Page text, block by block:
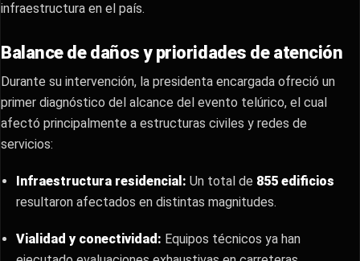
infraestructura en el país.
Balance de daños y prioridades de atención
Durante su intervención, la presidenta encargada ofreció un
primer diagnóstico del alcance del evento telúrico, el cual
afectó principalmente a estructuras civiles y redes de
servicios:
Infraestructura residencial: Un total de 855 edificios
resultaron afectados en distintas magnitudes.
Vialidad y conectividad: Equipos técnicos ya han